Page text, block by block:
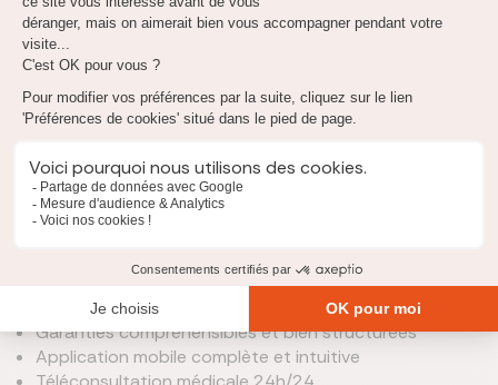
l’accès à tous les documents d’assurance,
un appel gratuit à l’assistance depuis l’étranger,
la téléconsultation médicale disponible 24h/24,
une déclaration de sinistre simplifiée,
service client multilingue, joignable du lundi au
Cette offre s’adresse aux voyageurs recherchant une assurance
voyage claire, accessible et rapide à mettre en place.
Spécialiste de l’assurance voyage depuis 2002
Parcours de souscription
100 % en ligne
Garanties compréhensibles et bien structurées
Application mobile complète et intuitive